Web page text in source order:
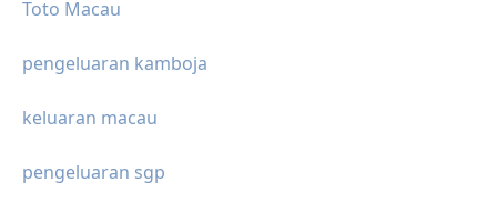
Toto Macau
pengeluaran kamboja
keluaran macau
pengeluaran sgp